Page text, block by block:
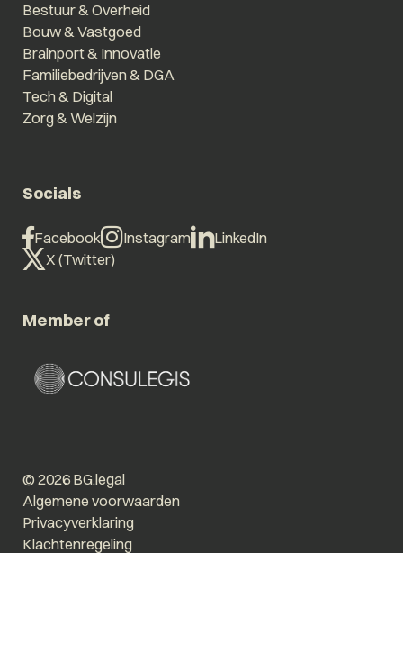
Bestuur & Overheid
Bouw & Vastgoed
Brainport & Innovatie
Familiebedrijven & DGA
Tech & Digital
Zorg & Welzijn
Socials
Facebook Instagram
LinkedIn
X (Twitter)
Member of
© 2026 BG.legal
Algemene voorwaarden
Privacyverklaring
Klachtenregeling